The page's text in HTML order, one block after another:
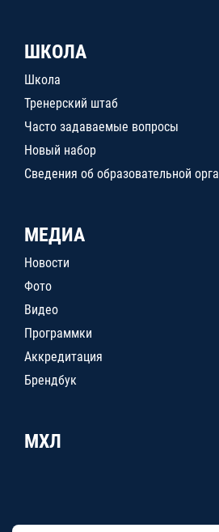
ШКОЛА
Школа
Тренерский штаб
Часто задаваемые вопросы
Новый набор
Сведения об образовательной
МЕДИА
Новости
Фото
Видео
Программки
Аккредитация
Брендбук
МХЛ